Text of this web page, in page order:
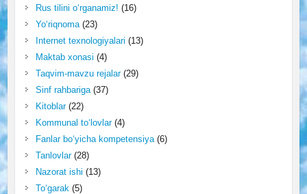
Rus tilini o‘rganamiz! (16)
Yo‘riqnoma(23)
Internet texnologiyalari (13)
Maktab xonasi (4)
Taqvim-mavzu rejalar(29)
Sinf rahbariga(37)
Kitoblar(22)
Kommunal to‘lovlar(4)
Fanlar bo‘yicha kompetensiya(6)
Tanlovlar(28)
Nazorat ishi (13)
To‘garak(5)